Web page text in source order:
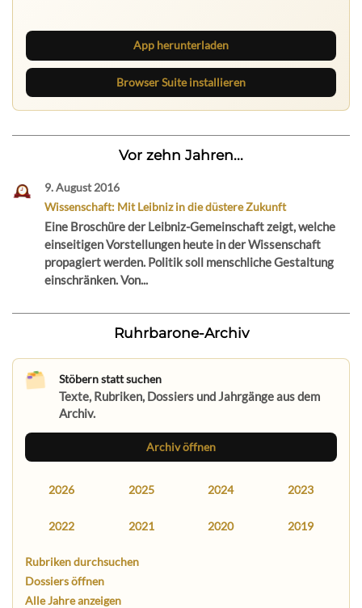
App herunterladen
Browser Suite installieren
Vor zehn Jahren...
9. August 2016
Wissenschaft: Mit Leibniz in die düstere Zukunft
Eine Broschüre der Leibniz-Gemeinschaft zeigt, welche
einseitigen Vorstellungen heute in der Wissenschaft
propagiert werden. Politik soll menschliche Gestaltung
einschränken. Von...
Ruhrbarone-Archiv
Stöbern statt suchen
Texte, Rubriken, Dossiers und Jahrgänge aus dem
Archiv.
Archiv öffnen
2026 2025 2024 2023
2022 2021 2020 2019
Rubriken durchsuchen
Dossiers öffnen
Alle Jahre anzeigen